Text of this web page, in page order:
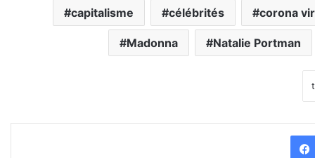
capitalisme célébrités corona
Madonna Natalie Portman